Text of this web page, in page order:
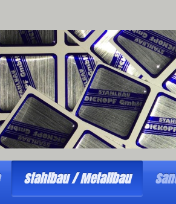
Stahlbau / Metallbau